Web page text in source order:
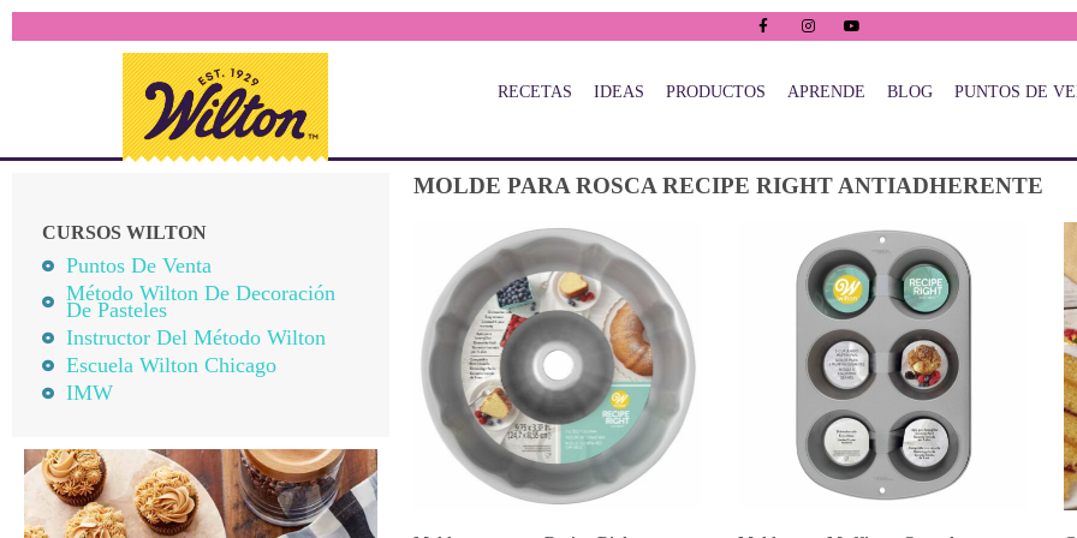
RECETAS IDEAS PRODUCTOS APRENDE BLOG PUNTOS DE
CURSOS WILTON
Puntos De Venta
Método Wilton De Decoración
De Pasteles
Instructor Del Método Wilton
Escuela Wilton Chicago
IMW
MOLDE PARA ROSCA RECIPE RIGHT ANTIADHERENTE